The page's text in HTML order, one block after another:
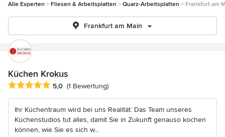
Alle Experten Fliesen & Arbeitsplatten Quarz-Arbeitsplatten Frankfurt am
Frankfurt am Main
Küchen Krokus
Durchschnittliche Bewertung: 5 von 5 Sternen
5,0 (1 Bewertung)
Ihr Küchentraum wird bei uns Realität: Das Team unseres
Küchenstudios tut alles, damit Sie in Zukunft genauso kochen
können, wie Sie es sich w...